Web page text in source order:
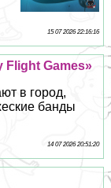
15 07 2026 22:16:16
Flight Games»
в город,
банды
14 07 2026 20:51:20